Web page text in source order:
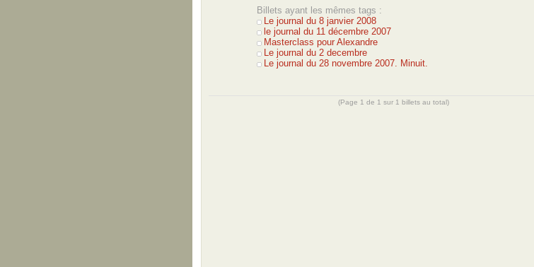
Billets ayant les mêmes tags :
Le journal du 8 janvier 2008
le journal du 11 décembre 2007
Masterclass pour Alexandre
Le journal du 2 decembre
Le journal du 28 novembre 2007. Minuit.
(Page 1 de 1 sur 1 billets au total)